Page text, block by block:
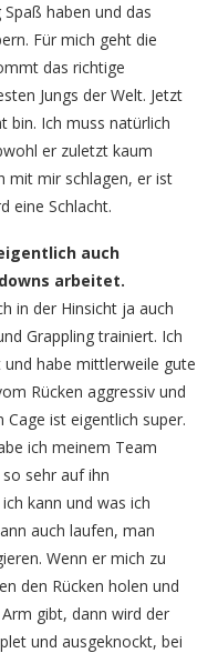
haben und das
Für mich geht die
das richtige
Jungs der Welt. Jetzt
bin. Ich muss natürlich
er zuletzt kaum
mit mir schlagen, er ist
eine Schlacht.
auch
arbeitet.
in der Hinsicht ja auch
Grappling trainiert. Ich
habe mittlerweile gute
Rücken aggressiv und
ist eigentlich super.
ich meinem Team
sehr auf ihn
kann und was ich
auch laufen, man
Wenn er mich zu
den Rücken holen und
gibt, dann wird der
und ausgeknockt, bei